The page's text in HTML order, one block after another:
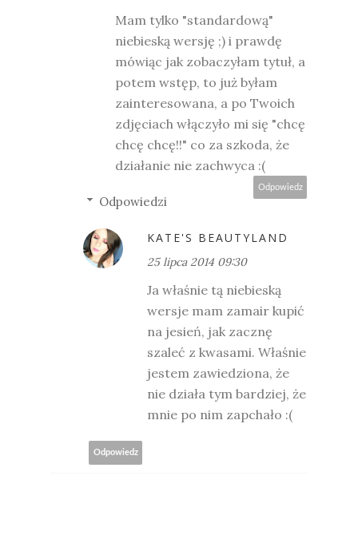
Mam tylko "standardową"
niebieską wersję ;) i prawdę
mówiąc jak zobaczyłam tytuł, a
potem wstęp, to już byłam
zainteresowana, a po Twoich
zdjęciach włączyło mi się "chcę
chcę chcę!!" co za szkoda, że
działanie nie zachwyca :(
Odpowiedz
Odpowiedzi
KATE'S BEAUTYLAND
25 lipca 2014 09:30
Ja właśnie tą niebieską
wersje mam zamair kupić
na jesień, jak zacznę
szaleć z kwasami. Właśnie
jestem zawiedziona, że
nie działa tym bardziej, że
mnie po nim zapchało :(
Odpowiedz